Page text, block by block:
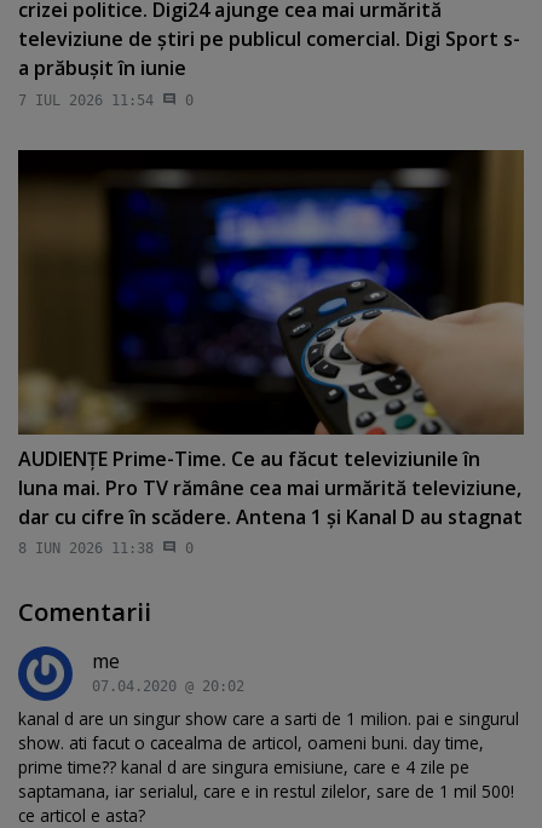
crizei politice. Digi24 ajunge cea mai urmărită
televiziune de ştiri pe publicul comercial. Digi Sport s-
a prăbuşit în iunie
7 IUL 2026 11:54 0
AUDIENŢE Prime-Time. Ce au făcut televiziunile în
luna mai. Pro TV rămâne cea mai urmărită televiziune,
dar cu cifre în scădere. Antena 1 şi Kanal D au stagnat
8 IUN 2026 11:38 0
Comentarii
me
07.04.2020 @ 20:02
kanal d are un singur show care a sarti de 1 milion. pai e singurul
show. ati facut o cacealma de articol, oameni buni. day time,
prime time?? kanal d are singura emisiune, care e 4 zile pe
saptamana, iar serialul, care e in restul zilelor, sare de 1 mil 500!
ce articol e asta?